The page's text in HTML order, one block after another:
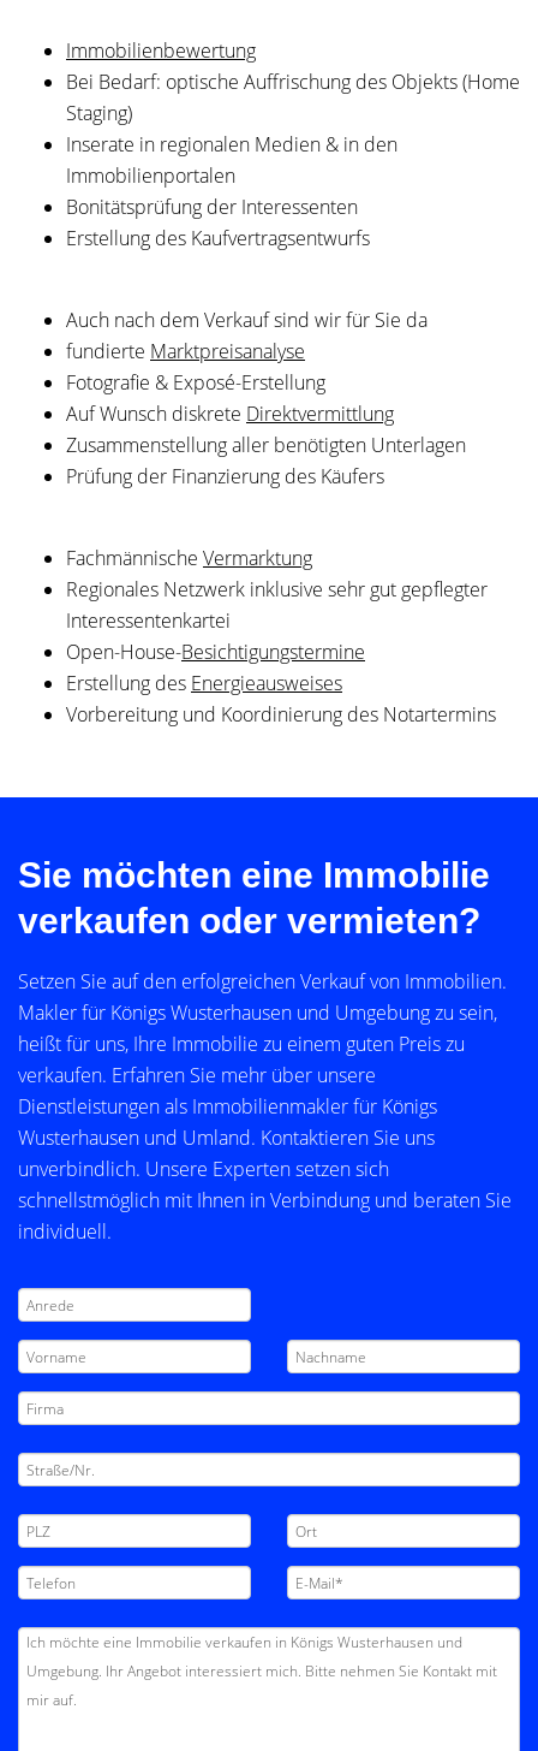
Immobilienbewertung
Bei Bedarf: optische Auffrischung des Objekts (Home
Staging)
Inserate in regionalen Medien & in den
Immobilienportalen
Bonitätsprüfung der Interessenten
Erstellung des Kaufvertragsentwurfs
Auch nach dem Verkauf sind wir für Sie da
fundierte Marktpreisanalyse
Fotografie & Exposé-Erstellung
Auf Wunsch diskrete Direktvermittlung
Zusammenstellung aller benötigten Unterlagen
Prüfung der Finanzierung des Käufers
Fachmännische Vermarktung
Regionales Netzwerk inklusive sehr gut gepflegter
Interessentenkartei
Open-House-Besichtigungstermine
Erstellung des Energieausweises
Vorbereitung und Koordinierung des Notartermins
Sie möchten eine Immobilie
verkaufen oder vermieten?
Setzen Sie auf den erfolgreichen Verkauf von Immobilien.
Makler für Königs Wusterhausen und Umgebung zu sein,
heißt für uns, Ihre Immobilie zu einem guten Preis zu
verkaufen. Erfahren Sie mehr über unsere
Dienstleistungen als Immobilienmakler für Königs
Wusterhausen und Umland. Kontaktieren Sie uns
unverbindlich. Unsere Experten setzen sich
schnellstmöglich mit Ihnen in Verbindung und beraten Sie
individuell.